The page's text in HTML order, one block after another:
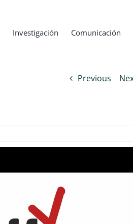
Investigación Comunicación
Previous